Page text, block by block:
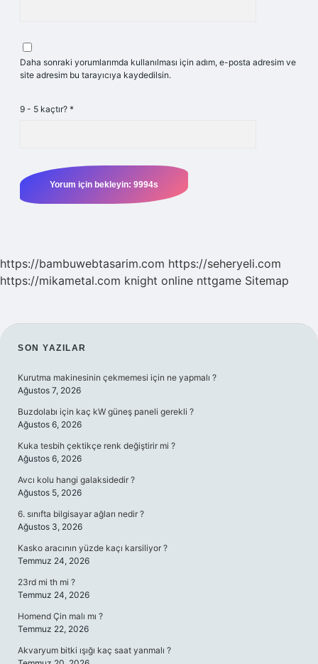
Daha sonraki yorumlarımda kullanılması için adım, e-posta adresim ve
site adresim bu tarayıcıya kaydedilsin.
9 - 5 kaçtır? *
https://bambuwebtasarim.com https://seheryeli.com
https://mikametal.com knight online nttgame Sitemap
SIDEBAR
SON YAZILAR
Kurutma makinesinin çekmemesi için ne yapmalı ?
Ağustos 7, 2026
Buzdolabı için kaç kW güneş paneli gerekli ?
Ağustos 6, 2026
Kuka tesbih çektikçe renk değiştirir mi ?
Ağustos 6, 2026
Avcı kolu hangi galaksidedir ?
Ağustos 5, 2026
6. sınıfta bilgisayar ağları nedir ?
Ağustos 3, 2026
Kasko aracının yüzde kaçı karsiliyor ?
Temmuz 24, 2026
23rd mi th mi ?
Temmuz 24, 2026
Homend Çin malı mı ?
Temmuz 22, 2026
Akvaryum bitki ışığı kaç saat yanmalı ?